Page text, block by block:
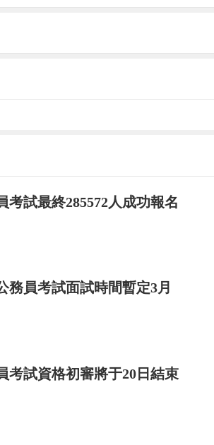
考試最終285572人成功報名
務員考試面試時間暫定3月
考試資格初審將于20日結束